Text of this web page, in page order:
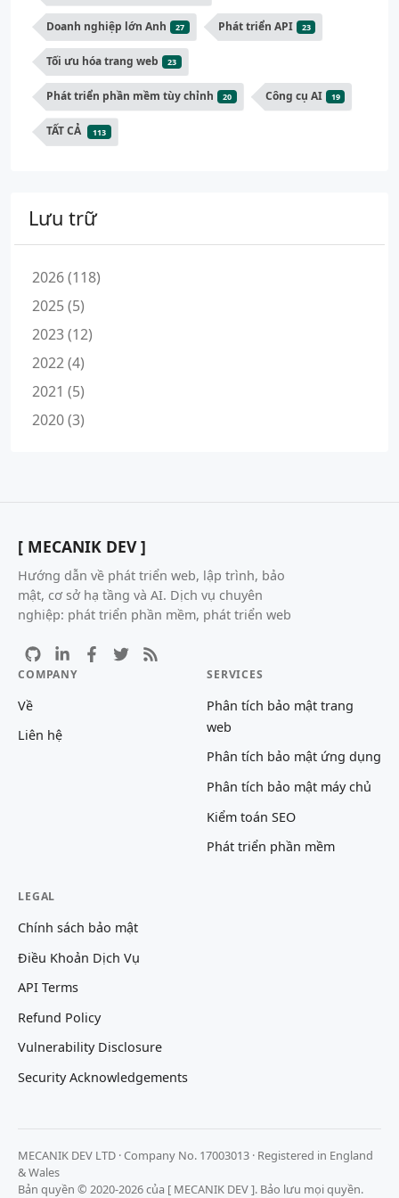
Doanh nghiệp lớn Anh 27 Phát triển API 23
Tối ưu hóa trang web 23
Phát triển phần mềm tùy chỉnh 20 Công cụ AI 19
TẤT CẢ 113
Lưu trữ
2026 (118)
2025 (5)
2023 (12)
2022 (4)
2021 (5)
2020 (3)
[ MECANIK DEV ]
Hướng dẫn về phát triển web, lập trình, bảo
mật, cơ sở hạ tầng và AI. Dịch vụ chuyên
nghiệp: phát triển phần mềm, phát triển web
COMPANY
Về
Liên hệ
SERVICES
Phân tích bảo mật trang
web
Phân tích bảo mật ứng dụng
Phân tích bảo mật máy chủ
Kiểm toán SEO
Phát triển phần mềm
LEGAL
Chính sách bảo mật
Điều Khoản Dịch Vụ
API Terms
Refund Policy
Vulnerability Disclosure
Security Acknowledgements
MECANIK DEV LTD · Company No. 17003013 · Registered in England
& Wales
Bản quyền © 2020-2026 của [ MECANIK DEV ]. Bảo lưu mọi quyền.